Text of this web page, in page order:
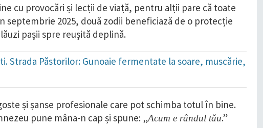
cu provocări și lecții de viață, pentru alții pare că toate
septembrie 2025, două zodii beneficiază de o protecție
pașii spre reușită deplină.
Strada Păstorilor: Gunoaie fermentate la soare, muscărie,
și șanse profesionale care pot schimba totul în bine.
pune mâna-n cap și spune: „Acum e rândul tău.”